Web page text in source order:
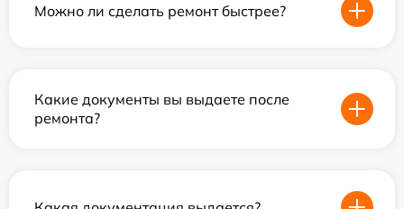
Можно ли сделать ремонт быстрее?
Какие документы вы выдаете после
ремонта?